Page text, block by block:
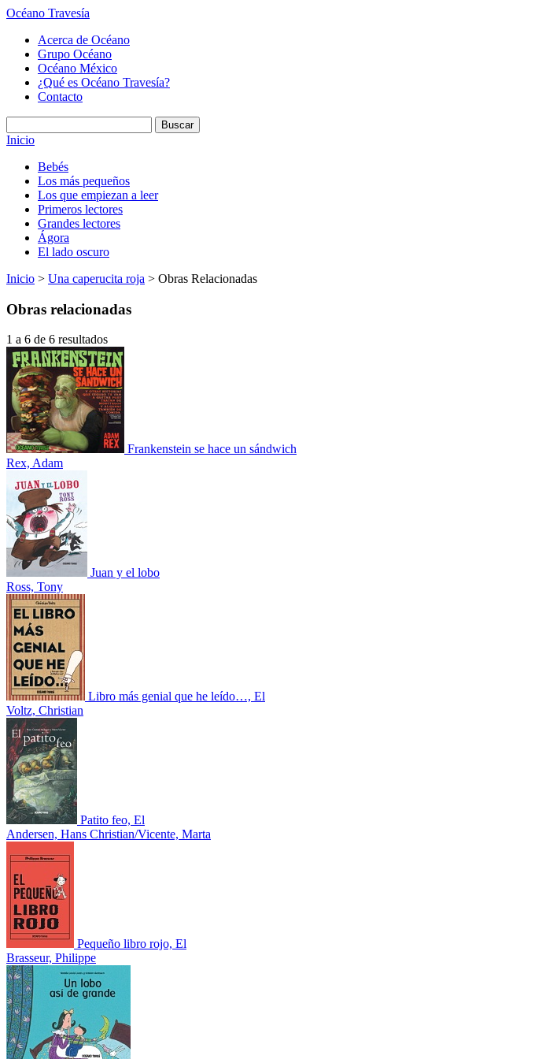
Océano Travesía
Acerca de Océano
Grupo Océano
Océano México
¿Qué es Océano Travesía?
Contacto
Inicio
Bebés
Los más pequeños
Los que empiezan a leer
Primeros lectores
Grandes lectores
Ágora
El lado oscuro
Inicio > Una caperucita roja > Obras Relacionadas
Obras relacionadas
1 a 6 de 6 resultados
Frankenstein se hace un sándwich
Rex, Adam
Juan y el lobo
Ross, Tony
Libro más genial que he leído…, El
Voltz, Christian
Patito feo, El
Andersen, Hans Christian/Vicente, Marta
Pequeño libro rojo, El
Brasseur, Philippe